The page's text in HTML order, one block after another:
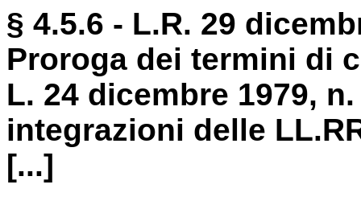
§ 4.5.6 - L.R. 29
Proroga dei termini di
L. 24 dicembre 1979,
integrazioni delle
[...]